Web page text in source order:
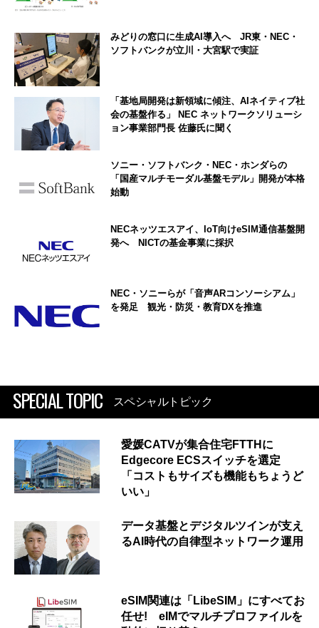
みどりの窓口に生成AI導入へ JR東・NEC・
ソフトバンクが立川・大宮駅で実証
「基地局開発は新領域に傾注、AIネイティブ社
会の基盤作る」 NEC ネットワークソリューシ
ョン事業部門長 佐藤氏に聞く
ソニー・ソフトバンク・NEC・ホンダらの
「国産マルチモーダル基盤モデル」開発が本格
始動
NECネッツエスアイ、IoT向けeSIM通信基盤開
発へ NICTの基金事業に採択
NEC・ソニーらが「音声ARコンソーシアム」
を発足 観光・防災・教育DXを推進
SPECIAL TOPIC スペシャルトピック
愛媛CATVが集合住宅FTTHに
Edgecore ECSスイッチを選定
「コストもサイズも機能もちょうど
いい」
データ基盤とデジタルツインが支え
るAI時代の自律型ネットワーク運用
eSIM関連は「LibeSIM」にすべてお
任せ! eIMでマルチプロファイルを